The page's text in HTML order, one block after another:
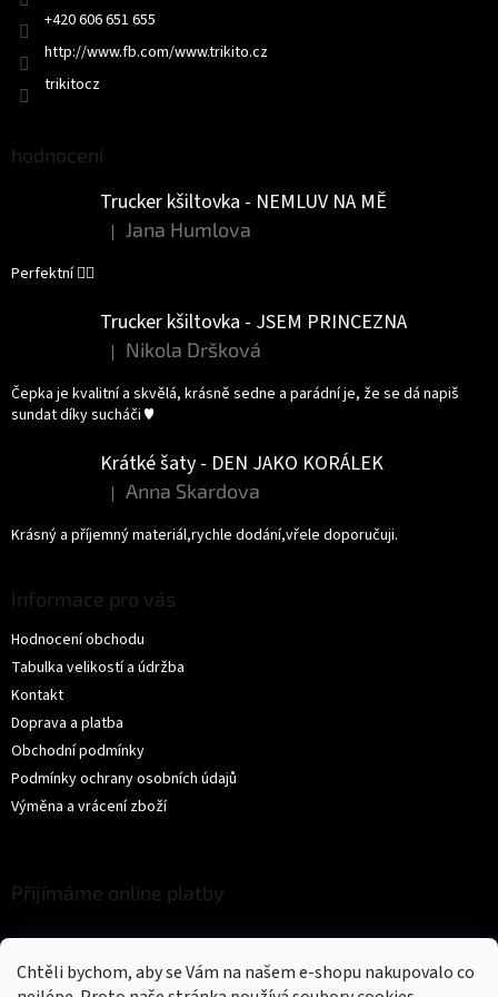
Chtěli bychom, aby se Vám na našem e-shopu nakupovalo co
+420 606 651 655
http://www.fb.com/www.trikito.cz
trikitocz
hodnocení
Trucker kšiltovka - NEMLUV NA MĚ
Hodnocení produktu je 5 z 5 hvězdiček.
| Jana Humlova
Perfektní 👌🏻
Trucker kšiltovka - JSEM PRINCEZNA
Hodnocení produktu je 5 z 5 hvězdiček.
| Nikola Dršková
Čepka je kvalitní a skvělá, krásně sedne a parádní je, že se dá napiš
sundat díky sucháči ♥️
Krátké šaty - DEN JAKO KORÁLEK
Hodnocení produktu je 5 z 5 hvězdiček.
| Anna Skardova
Krásný a příjemný materiál,rychle dodání,vřele doporučuji.
Informace pro vás
Hodnocení obchodu
Tabulka velikostí a údržba
Kontakt
Doprava a platba
Obchodní podmínky
Podmínky ochrany osobních údajů
Výměna a vrácení zboží
Přijímáme online platby